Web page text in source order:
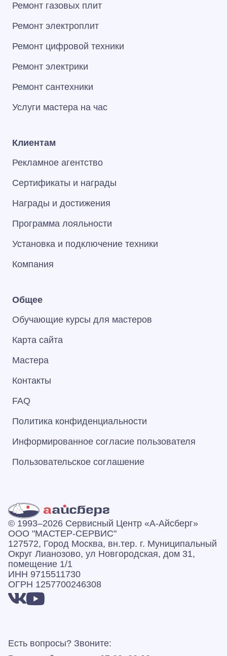
Ремонт газовых плит
Ремонт электроплит
Ремонт цифровой техники
Ремонт электрики
Ремонт сантехники
Услуги мастера на час
Клиентам
Рекламное агентство
Сертификаты и награды
Награды и достижения
Программа лояльности
Установка и подключение техники
Компания
Общее
Обучающие курсы для мастеров
Карта сайта
Мастера
Контакты
FAQ
Политика конфиденциальности
Информированное согласие пользователя
Пользовательское соглашение
© 1993–2026 Сервисный Центр «А‑Айсберг»
ООО "МАСТЕР-СЕРВИС"
127572, Город Москва, вн.тер. г. Муниципальный
Округ Лианозово, ул Новгородская, дом 31,
помещение 1/1
ИНН 9715511730
ОГРН 1257700246308
Есть вопросы? Звоните: